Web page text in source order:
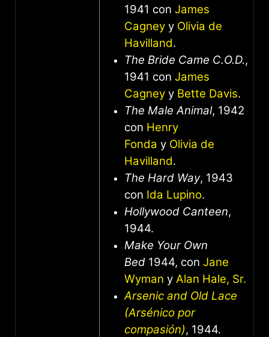
1941 con James
Cagney y Olivia de
Havilland.
The Bride Came C.O.D.,
1941 con James
Cagney y Bette Davis.
The Male Animal, 1942
con Henry
Fonda y Olivia de
Havilland.
The Hard Way, 1943
con Ida Lupino.
Hollywood Canteen,
1944.
Make Your Own
Bed 1944, con Jane
Wyman y Alan Hale, Sr.
Arsenic and Old Lace
(Arsénico por
compasión), 1944.